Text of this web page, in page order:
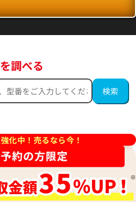
です
IWC ポートフィノ IW391009
※2026年4月9日時点の参考買
調べる
化中！売るなら今！